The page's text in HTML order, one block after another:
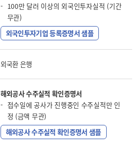
100만 달러 이상의 외국인투자실적 (기간
무관)
외국인투자기업 등록증명서 샘플
외국환 은행
해외공사 수주실적 확인증명서
접수일에 공사가 진행중인 수주실적만 인
정 (금액 무관)
해외공사 수주실적 확인증명서 샘플